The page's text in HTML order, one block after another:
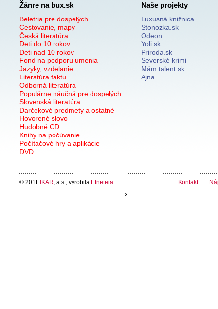
Žánre na bux.sk
Beletria pre dospelých
Cestovanie, mapy
Česká literatúra
Deti do 10 rokov
Deti nad 10 rokov
Fond na podporu umenia
Jazyky, vzdelanie
Literatúra faktu
Odborná literatúra
Populárne náučná pre dospelých
Slovenská literatúra
Darčekové predmety a ostatné
Hovorené slovo
Hudobné CD
Knihy na počúvanie
Počítačové hry a aplikácie
DVD
Naše projekty
Luxusná knižnica
Stonozka.sk
Odeon
Yoli.sk
Priroda.sk
Severské krimi
Mám talent.sk
Ajna
© 2011 IKAR , a.s., vyrobila Etnetera Kontakt
x